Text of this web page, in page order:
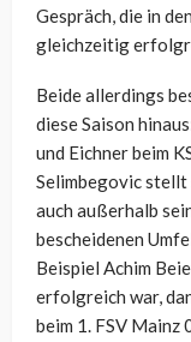
Gespräch, die in
gleichzeitig
Beide allerdings
diese Saison
und Eichner beim
Selimbegovic stellt
auch außerhalb
bescheidenen
Beispiel Achim
erfolgreich war,
beim 1. FSV Mainz